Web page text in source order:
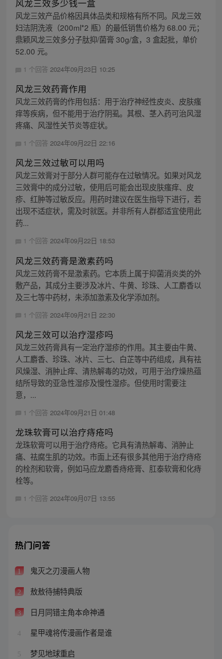
风龙三效多少钱一盒
风龙三效产品价格因具体品类和规格有所不同。风龙三效
妇洁阴洗液（200ml*2 瓶）的最低销售价格为 68.00 元；
鼎颖风龙三效多分子肽抑/菌膏 30g/盒，3 盒起批，单价
52.00 元。
1 个回答 2024年09月23日 10:25
风龙三效药膏作用
风龙三效药膏的作用包括：用于治疗神经性皮炎、皮肤瘙
痒等疾病，但不能用于治疗阴虱。其根、茎入药可治风湿
疼痛、风湿性关节炎等症状。
1 个回答 2024年09月22日 22:16
风龙三效过敏可以用吗
风龙三效膏对于部分人群可能存在过敏情况。如果对风龙
三效膏中的成分过敏，使用后可能会出现皮肤瘙痒、皮
疹、红肿等过敏反应。用药时建议在医生指导下进行，若
出现不适症状，需及时就医。并非所有人群都适宜使用此
药...
1 个回答 2024年09月22日 18:53
风龙三效药膏是激素药吗
风龙三效药膏不是激素药。它本质上属于抑菌消炎类的外
敷产品，其成分主要涉及冰片、牛黄、珍珠、人工麝香以
及三七等中药材，未添加激素及化学添加剂。
1 个回答 2024年09月21日 22:30
风龙三效可以治疗湿疹吗
风龙三效药膏具有一定治疗湿疹的作用。其主要由牛黄、
人工麝香、珍珠、冰片、三七、白芷等中药组成，具有祛
风燥湿、消肿止痒、清热解毒的功效，可用于治疗燥热蕴
结所导致的亚急性湿疹及慢性湿疹。但使用时需要注
意，...
1 个回答 2024年09月21日 01:48
龙珠软膏可以治疗痔疮吗
龙珠软膏可以用于治疗痔疮。它具有清热解毒、消肿止
痛、祛腐生肌的功效。市面上还有很多其他用于治疗痔疮
的栓剂和软膏，例如马应龙麝香痔疮膏、肛泰软膏和化痔
栓等。
1 个回答 2024年09月07日 13:55
热门问答
1 鬼灭之刃漫画人物
2 敖敖待捕特典版
3 日月同错主角本命神通
4 星甲魂将传漫画作者是谁
5 梦见地球重启